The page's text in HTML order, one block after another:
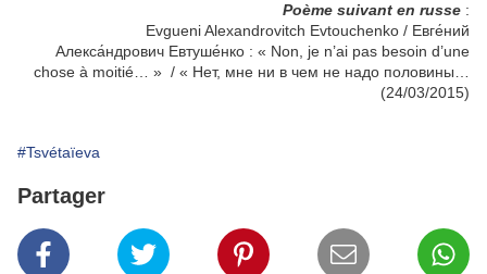
Poème suivant en russe :
Evgueni Alexandrovitch Evtouchenko / Евге́ний
Алекса́ндрович Евтуше́нко : « Non, je n’ai pas besoin d’une
chose à moitié… » / « Нет, мне ни в чем не надо половины…
(24/03/2015)
#Tsvétaïeva
Partager